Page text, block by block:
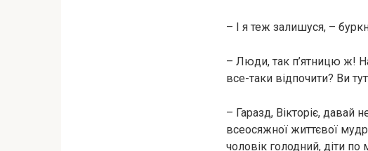
– І я теж залишуся, –
– Люди, так п’ятницю ж!
все-таки відпочити? Ви
– Гаразд, Вікторіє, давай
всеосяжної життєвої
чоловік голодний, діти по